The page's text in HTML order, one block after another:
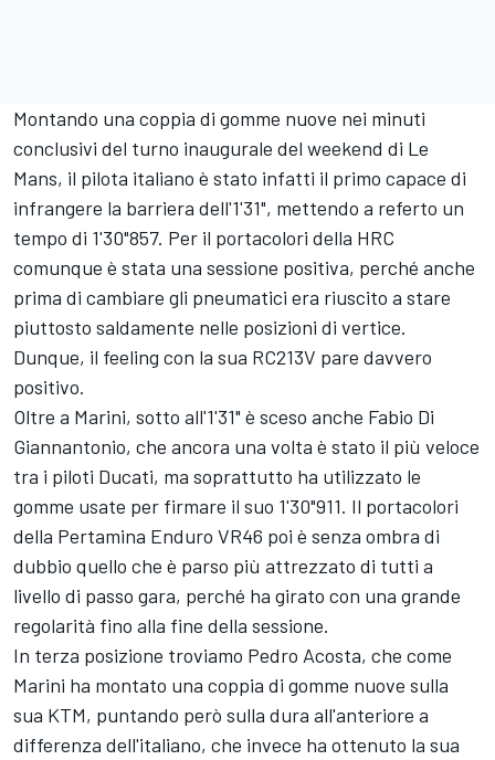
Montando una coppia di gomme nuove nei minuti
conclusivi del turno inaugurale del weekend di Le
Mans, il pilota italiano è stato infatti il primo capace di
infrangere la barriera dell'1'31", mettendo a referto un
tempo di 1'30"857. Per il portacolori della HRC
comunque è stata una sessione positiva, perché anche
prima di cambiare gli pneumatici era riuscito a stare
piuttosto saldamente nelle posizioni di vertice.
Dunque, il feeling con la sua RC213V pare davvero
positivo.
Oltre a Marini, sotto all'1'31" è sceso anche Fabio Di
Giannantonio, che ancora una volta è stato il più veloce
tra i piloti Ducati, ma soprattutto ha utilizzato le
gomme usate per firmare il suo 1'30"911. Il portacolori
della Pertamina Enduro VR46 poi è senza ombra di
dubbio quello che è parso più attrezzato di tutti a
livello di passo gara, perché ha girato con una grande
regolarità fino alla fine della sessione.
In terza posizione troviamo Pedro Acosta, che come
Marini ha montato una coppia di gomme nuove sulla
sua KTM, puntando però sulla dura all'anteriore a
differenza dell'italiano, che invece ha ottenuto la sua